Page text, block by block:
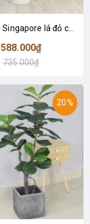
Cây Bàng Singapore lá đỏ cây giả trang trí Lan Decor (110cm) - LC2918-1
588.000₫
735.000₫
20%